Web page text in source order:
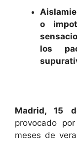
o
los
Madrid, 15
provocado
meses de